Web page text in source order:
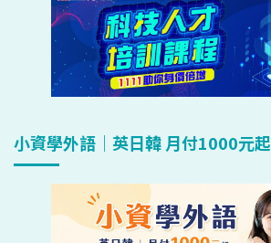
小資學外語｜英日韓 月付1000元起